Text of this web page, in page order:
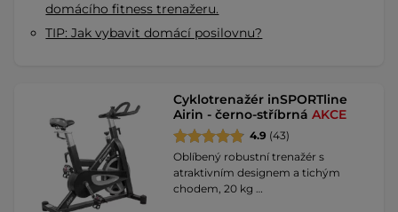
domácího fitness trenažeru.
TIP: Jak vybavit domácí posilovnu?
Cyklotrenažér inSPORTline
Airin - černo-stříbrnáAKCE
4.9 (43)
Oblíbený robustní trenažér s
atraktivním designem a tichým
chodem, 20 kg …